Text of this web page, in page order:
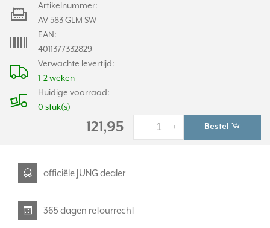
Verwachte levertijd:
1-2 weken
Huidige voorraad:
0 stuk(s)
Artikelnummer:
AV 583 GLM SW
EAN:
4011377332829
121,95 +
- Bestel
officiële JUNG dealer
365 dagen retourrecht